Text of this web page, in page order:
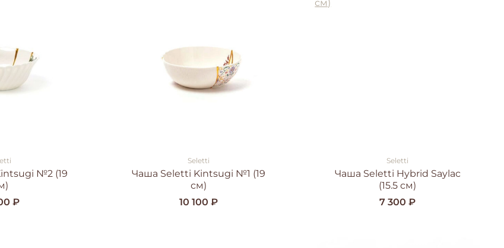
№2 (19
₽
Seletti
Чаша Seletti Kintsugi №1 (19
см)
10 100 ₽
Seletti
Чаша Seletti Hybrid Saylac
(15.5 см)
7 300 ₽